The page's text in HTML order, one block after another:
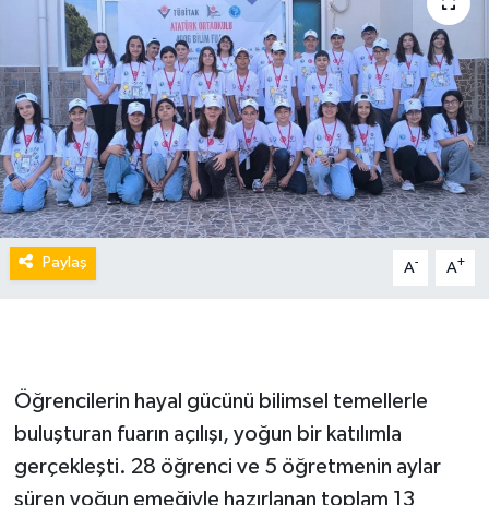
Paylaş A- A+
Öğrencilerin hayal gücünü bilimsel temellerle
buluşturan fuarın açılışı, yoğun bir katılımla
gerçekleşti. 28 öğrenci ve 5 öğretmenin aylar
süren yoğun emeğiyle hazırlanan toplam 13